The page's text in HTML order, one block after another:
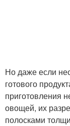
Но даже если
готового
приготовления
овощей, их
полосками